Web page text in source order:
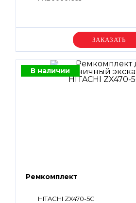
Уточняйте цену
В наличии
Ремкомплект
HITACHI ZX470-5G